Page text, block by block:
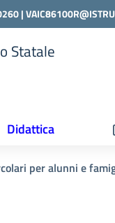
|
Statale
Didattica
per alunni e